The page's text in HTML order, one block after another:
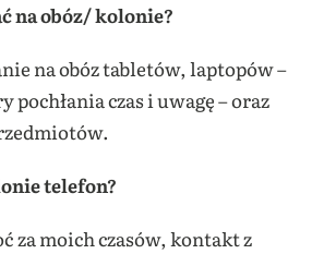
na obóz/ kolonie?
na obóz tabletów, laptopów –
czas i uwagę – oraz
telefon?
za moich czasów, kontakt z